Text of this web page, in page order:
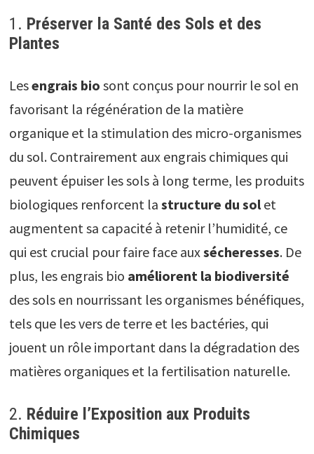
1. Préserver la Santé des Sols et des
Plantes
Lesengrais bio sont conçus pour nourrir le sol en
favorisant la régénération de la matière
organique et la stimulation des micro-organismes
du sol. Contrairement aux engrais chimiques qui
peuvent épuiser les sols à long terme, les produits
biologiques renforcent la structure du solet
augmentent sa capacité à retenir l’humidité, ce
qui est crucial pour faire face auxsécheresses. De
plus, les engrais bio améliorent la biodiversité
des sols en nourrissant les organismes bénéfiques,
tels que les vers de terre et les bactéries, qui
jouent un rôle important dans la dégradation des
matières organiques et la fertilisation naturelle.
2. Réduire l’Exposition aux Produits
Chimiques